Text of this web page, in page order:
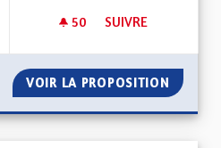
50 50 ABONNÉS
SUIVRE
VOIR LA PROPOSITION UNE